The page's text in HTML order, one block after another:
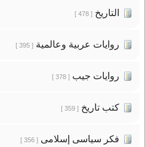
التاريخ[ 478 ]
روايات عربية وعالمية[ 395 ]
روايات جيب[ 378 ]
كتب تاريخ[ 359 ]
فكر سياسى إسلامى[ 356 ]